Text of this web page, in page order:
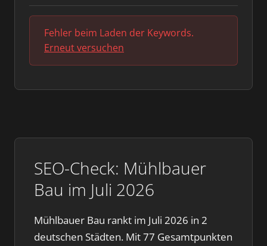
SEO-Check: Mühlbauer
Bau im Juli 2026
Mühlbauer Bau rankt im Juli 2026 in 2
deutschen Städten. Mit 77 Gesamtpunkten
Fehler beim Laden der Keywords.
Erneut versuchen